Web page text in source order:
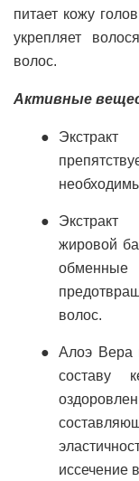
питает кожу
укрепляет
волос.
Активные
жировой
волос.
Алоэ Вера
составу
иссечение